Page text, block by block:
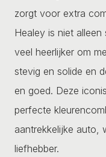
zorgt voor extra
Healey is niet
veel heerlijker om
stevig en solide en
en goed. Deze
perfecte
aantrekkelijke auto,
liefhebber.